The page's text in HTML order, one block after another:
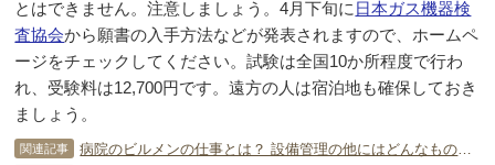
とはできません。注意しましょう。4月下旬に 日本ガス機器検
査協会から願書の入手方法などが発表されますので、ホームペ
ージをチェックしてください。試験は全国10か所程度で行わ
れ、受験料は12,700円です。遠方の人は宿泊地も確保しておき
ましょう。
関連記事 病院のビルメンの仕事とは？ 設備管理の他にはどんなものがあるの？